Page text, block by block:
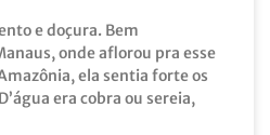
e doçura. Bem
onde aflorou pra esse
ela sentia forte os
era cobra ou sereia,